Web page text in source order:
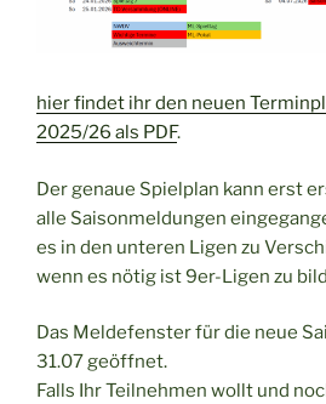
hier findet ihr den neuen
2025/26 als PDF.
Der genaue Spielplan kann erst
alle Saisonmeldungen
es in den unteren Ligen zu
wenn es nötig ist 9er-Ligen zu
Das Meldefenster für die neue
31.07 geöffnet.
Falls Ihr Teilnehmen wollt und